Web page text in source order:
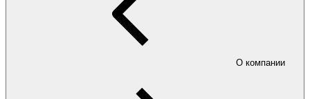
О компании